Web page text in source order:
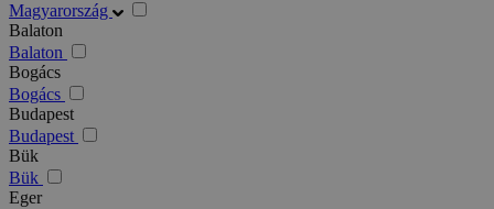
Magyarország
Balaton
Balaton
Bogács
Bogács
Budapest
Budapest
Bük
Bük
Eger